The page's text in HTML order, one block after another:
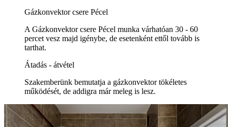
Gázkonvektor csere Pécel
A Gázkonvektor csere Pécel munka várhatóan 30 - 60
percet vesz majd igénybe, de esetenként ettől tovább is
tarthat.
Átadás - átvétel
Szakemberünk bemutatja a gázkonvektor tökéletes
működését, de addigra már meleg is lesz.